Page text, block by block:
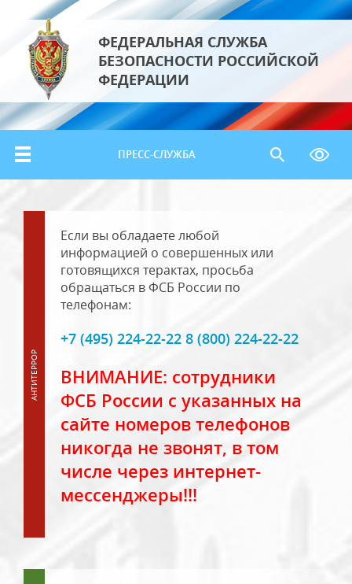
ФЕДЕРАЛЬНАЯ СЛУЖБА
БЕЗОПАСНОСТИ РОССИЙСКОЙ
ФЕДЕРАЦИИ
ПРЕСС-СЛУЖБА
Если вы обладаете любой
информацией о совершенных или
готовящихся терактах, просьба
обращаться в ФСБ России по
телефонам:
+7 (495) 224-22-22 8 (800) 224-22-22
ВНИМАНИЕ: сотрудники
ФСБ России с указанных на
сайте номеров телефонов
никогда не звонят, в том
числе через интернет-
мессенджеры!!!